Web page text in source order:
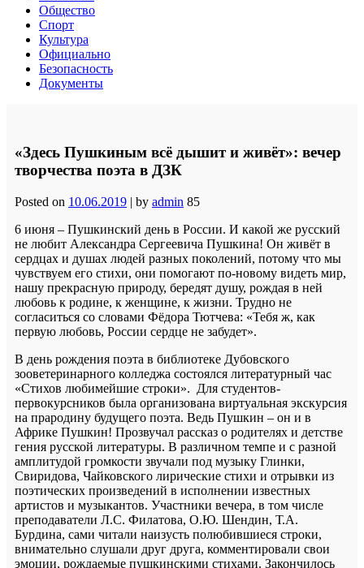
Общество
Спорт
Культура
Официально
Безопасность
Документы
«Здесь Пушкиным всё дышит и живёт»: вечер
творчества поэта в ДЗК
Posted on 10.06.2019 | by admin 85
6 июня – Пушкинский день в России. И какой же русский
не любит Александра Сергеевича Пушкина! Он живёт в
сердцах и душах людей разных поколений, потому что мы
чувствуем его стихи, они помогают по-новому видеть мир,
нашу прекрасную природу, бередят душу, рождая в ней
любовь к родине, к женщине, к жизни. Трудно не
согласиться со словами Фёдора Тютчева: «Тебя ж, как
первую любовь, России сердце не забудет».
В день рождения поэта в библиотеке Дубовского
зооветеринарного колледжа состоялся литературный час
«Стихов любимейшие строки». Для студентов-
первокурсников была организована виртуальная экскурсия
на прародину будущего поэта. Ведь Пушкин – он и в
Африке Пушкин! Прозвучал рассказ о родителях и детстве
гения русской литературы. В различном темпе и с разной
амплитудой громкости звучали под музыку Глинки,
Свиридова, Чайковского лирические стихи и отрывки из
поэтических произведений в исполнении известных
артистов и музыкантов. Участники вечера, в том числе
преподаватели Л.С. Филатова, О.Ю. Шендин, Т.А.
Бурдина, сами читали наизусть полюбившиеся строки,
внимательно слушали друг друга, комментировали свои
эмоции, рождаемые пушкинскими стихами. Закончилось